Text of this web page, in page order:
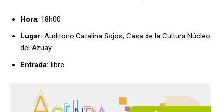
Hora: 18h00
Lugar: Auditorio Catalina Sojos, Casa de la Cultura Núcleo
del Azuay
Entrada: libre